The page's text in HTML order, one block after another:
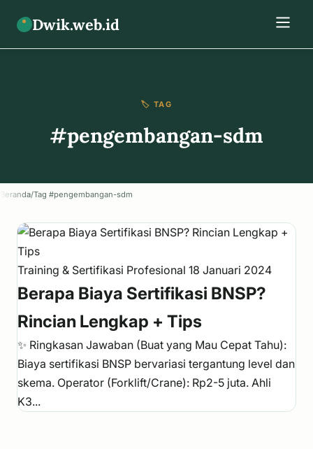
Dwik.web.id
🏷️ TAG
#pengembangan-sdm
Beranda/Tag #pengembangan-sdm
Training & Sertifikasi Profesional 18 Januari 2024
Berapa Biaya Sertifikasi BNSP?
Rincian Lengkap + Tips
✨ Ringkasan Jawaban (Buat yang Mau Cepat Tahu):
Biaya sertifikasi BNSP bervariasi tergantung level dan
skema. Operator (Forklift/Crane): Rp2-5 juta. Ahli
K3...